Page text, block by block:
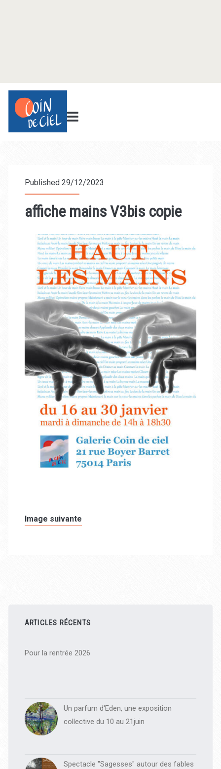
Published 29/12/2023
affiche mains V3bis copie
Image suivante
latérale
principale
ARTICLES RÉCENTS
Pour la rentrée 2026
Un parfum d'Eden, une exposition
collective du 10 au 21juin
Spectacle "Sagesses" autour des fables